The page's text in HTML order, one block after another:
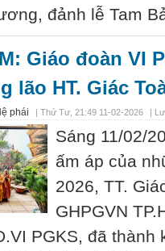
đảnh lễ Tam
Giáo đoàn VI
lão HT. Giác
phái | Thứ Tư, 21:49 11-02-2026 |
Sáng 11/02/
ấm áp của
2026, TT.
GHPGVN
PGKS, đã